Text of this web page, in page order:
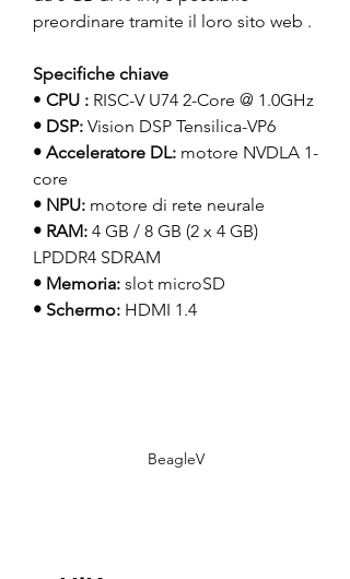
preordinare tramite il loro sito web .
Specifiche chiave
• CPU : RISC-V U74 2-Core @ 1.0GHz
• DSP: Vision DSP Tensilica-VP6
• Acceleratore DL: motore NVDLA 1-
core
• NPU: motore di rete neurale
• RAM: 4 GB / 8 GB (2 x 4 GB)
LPDDR4 SDRAM
• Memoria: slot microSD
• Schermo: HDMI 1.4
BeagleV